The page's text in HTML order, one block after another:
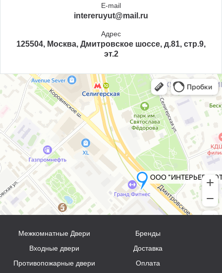
E-mail
intereruyut@mail.ru
Адрес
125504, Москва, Дмитровское шоссе, д.81, стр.9,
эт.2
Межкомнатные Двери
Входные двери
Противопожарные двери
Бренды
Доставка
Оплата